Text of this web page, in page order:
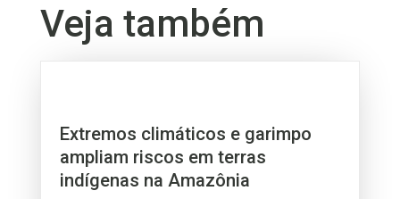
Veja também
Extremos climáticos e garimpo
ampliam riscos em terras
indígenas na Amazônia